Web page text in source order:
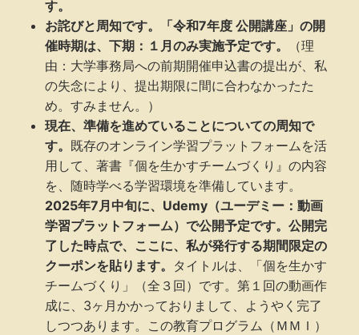
す。
お詫びと周知です。「令和7年度 公開講座」の開
催時期は、下期：１月のみ実施予定です。
（理
由：大学事務局への前期開催申込書の提出が、私
の失念により、提出期限に間に合わなかったた
め。すみません。）
現在、準備を進めていることについての周知で
す。 既存のオンライン学習プラットフォームを活
用して、著書『個を生かすチームづくり』の内容
を、随時学べる学習環境を準備しています。
2025年7月中旬に、Udemy（ユーデミー：動画
学習プラットフォーム）で公開予定です。公開完
了した時点で、ここに、私が発行する期間限定の
クーポンを貼ります。 タイトルは、「個を生かす
チームづくり」（全３回）です。第１回の動画作
成に、3ヶ月かかっておりまして、ようやく完了
しつつあります。この教育プログラム（ＭＭＩ）